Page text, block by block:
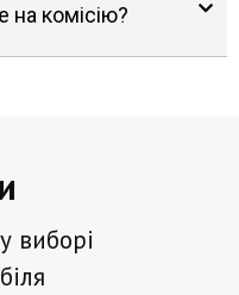
на комісію?
виборі